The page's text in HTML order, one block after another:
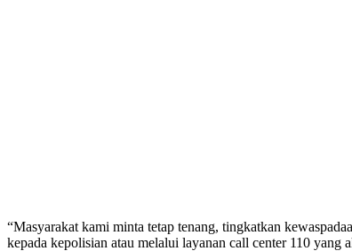
“Masyarakat kami minta tetap tenang, tingkatkan
kepada kepolisian atau melalui layanan call center 110 yang